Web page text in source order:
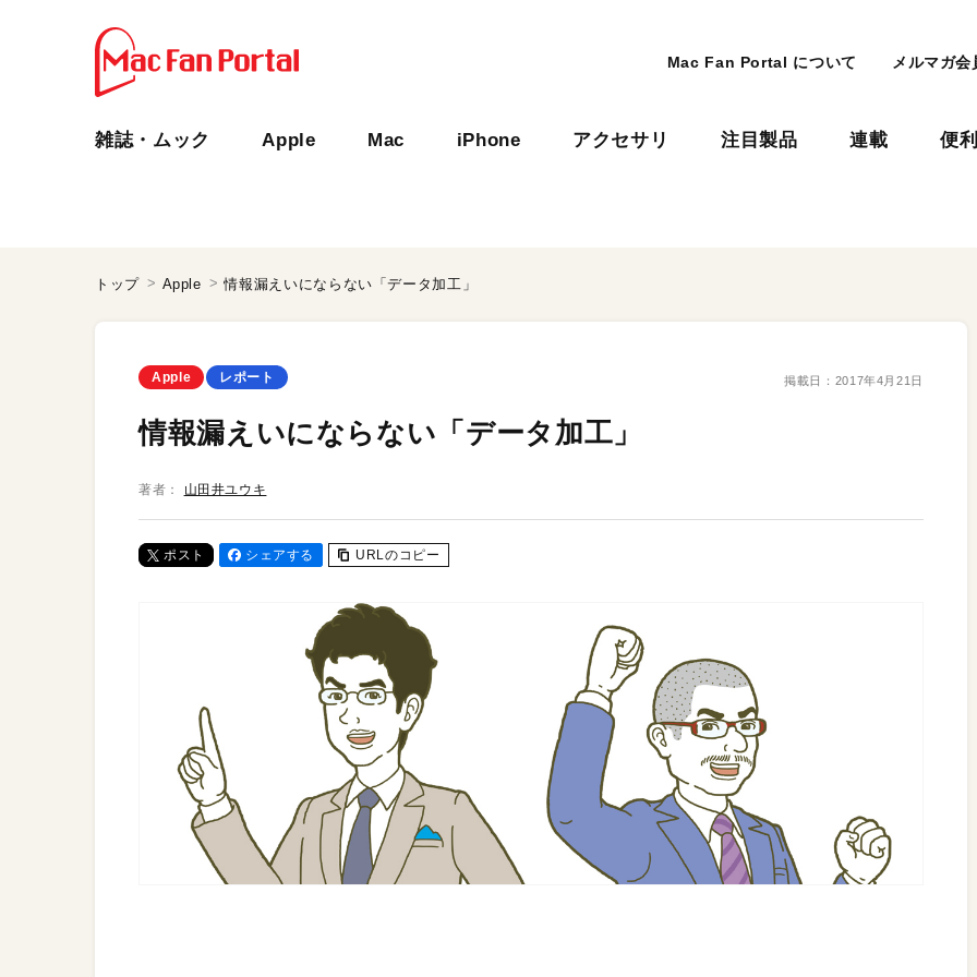
Mac Fan Portal について メルマガ会
雑誌・ムック Apple Mac iPhone アクセサリ 注目製品 連載 便
トップ Apple 情報漏えいにならない「データ加工」
Apple レポート 掲載日： 2017年4月21日
情報漏えいにならない「データ加工」
著者： 山田井ユウキ
ポスト シェアする URLのコピー